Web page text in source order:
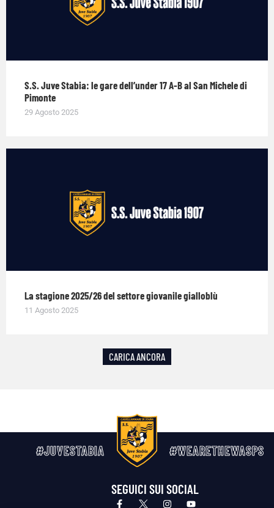
S.S. Juve Stabia: le gare dell’under 17 A-B al San Michele di
Pimonte
29 Agosto 2025
La stagione 2025/26 del settore giovanile gialloblù
11 Agosto 2025
CARICA ANCORA
#JUVESTABIA #WEARETHEWASPS
SEGUICI SUI SOCIAL